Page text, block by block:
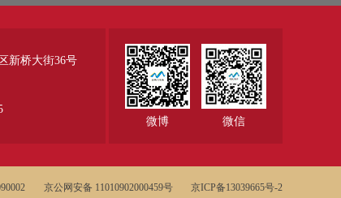
微博 微信
新桥大街36号
京公网安备 11010902000459号 京ICP备13039665号-2